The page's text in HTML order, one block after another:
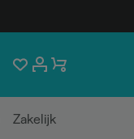
Zakelijk